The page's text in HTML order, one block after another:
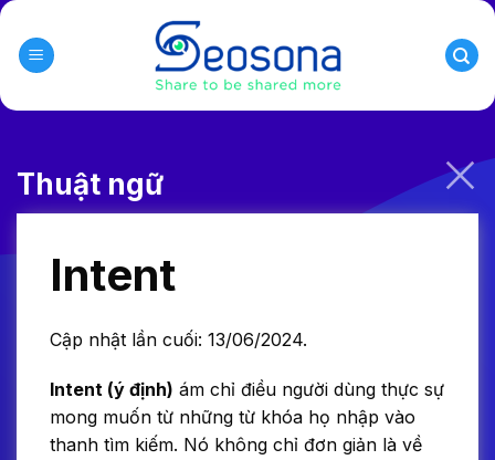
Skip
content
Thuật ngữ
Intent
Cập nhật lần cuối: 13/06/2024.
Intent (ý định) ám chỉ điều người dùng thực sự
mong muốn từ những từ khóa họ nhập vào
thanh tìm kiếm. Nó không chỉ đơn giản là về